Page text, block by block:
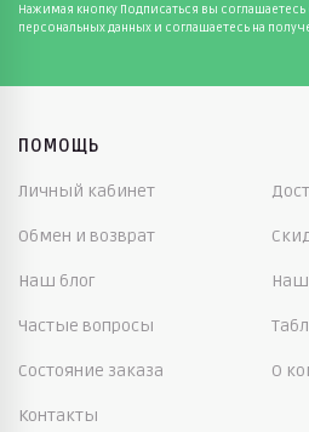
Нажимая кнопку Подписаться вы соглашаетесь
персональных данных и соглашаетесь на
ПОМОЩЬ
Личный кабинет
Обмен и возврат
Наш блог
Частые вопросы
Состояние заказа О
Контакты